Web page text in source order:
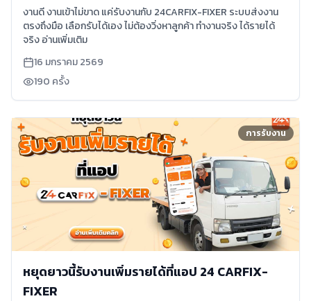
งานดี งานเข้าไม่ขาด แค่รับงานกับ 24CARFIX-FIXER ระบบส่งงาน
ตรงถึงมือ เลือกรับได้เอง ไม่ต้องวิ่งหาลูกค้า ทำงานจริง ได้รายได้
จริง อ่านเพิ่มเติม
16 มกราคม 2569
190 ครั้ง
การรับงาน
หยุดยาวนี้รับงานเพิ่มรายได้ที่แอป 24 CARFIX-
FIXER